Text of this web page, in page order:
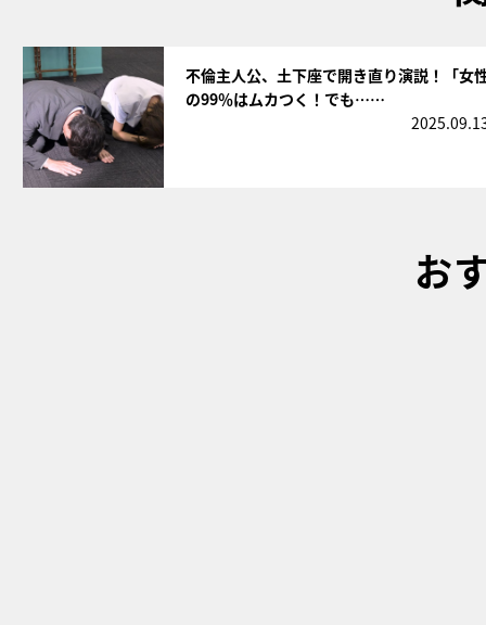
不倫主人公、土下座で開き直り演説！「女
の99％はムカつく！でも……
お